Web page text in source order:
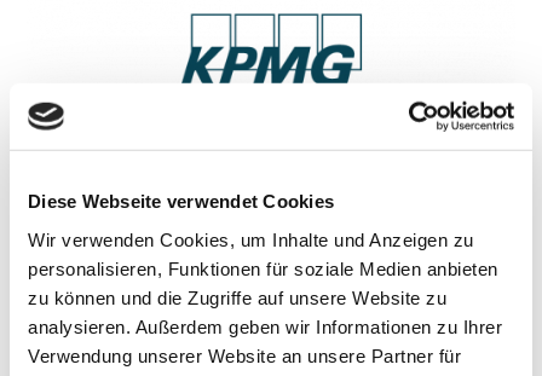
Diese Webseite verwendet Cookies
Wir verwenden Cookies, um Inhalte und Anzeigen zu
personalisieren, Funktionen für soziale Medien anbieten
zu können und die Zugriffe auf unsere Website zu
analysieren. Außerdem geben wir Informationen zu Ihrer
Verwendung unserer Website an unsere Partner für